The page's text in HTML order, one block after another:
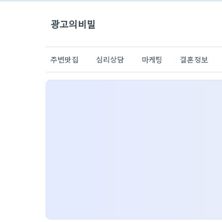
광고의비밀
주변맛집 심리상담 마케팅 결혼정보